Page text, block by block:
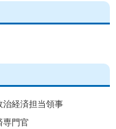
治経済担当領事
専門官